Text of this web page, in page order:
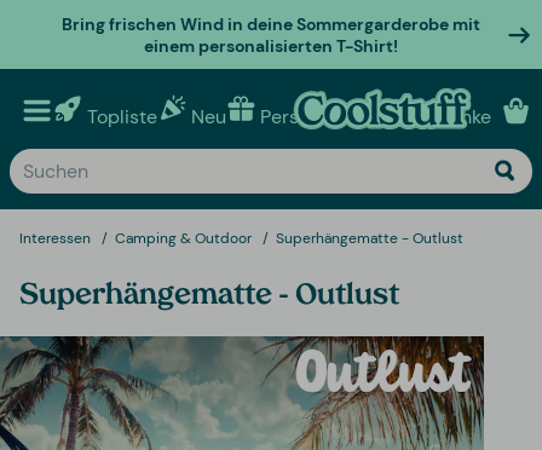
Bring frischen Wind in deine Sommergarderobe mit
einem personalisierten T-Shirt!
Topliste Neu Personalisierte geschenke
Interessen Camping & Outdoor Superhängematte - Outlust
Superhängematte - Outlust